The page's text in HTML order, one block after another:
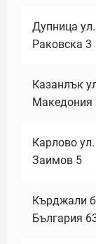
Дупница ул.
Раковска 3
Казанлък
Македония
Карлово
Заимов 5
Кърджали
България